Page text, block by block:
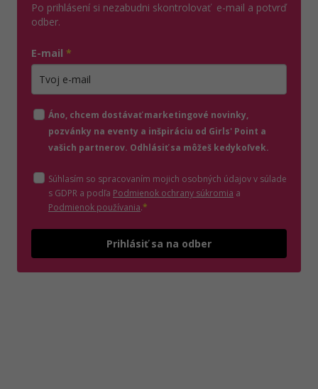
Po prihlásení si nezabudni skontrolovať e-mail a potvrď
odber.
E-mail *
Áno, chcem dostávať marketingové novinky,
pozvánky na eventy a inšpiráciu od Girls' Point a
vašich partnerov. Odhlásiť sa môžeš kedykoľvek.
Súhlasím so spracovaním mojich osobných údajov v súlade
s GDPR a podľa Podmienok ochrany súkromia (otvorí sa v novom
a
Podmienok používania(otvorí sa v novom okne)
.*
Prihlásiť sa na odber